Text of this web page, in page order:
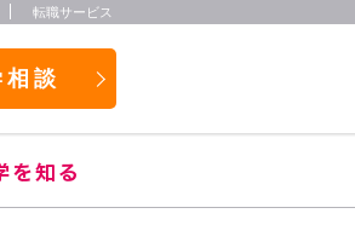
転職サービス
相談